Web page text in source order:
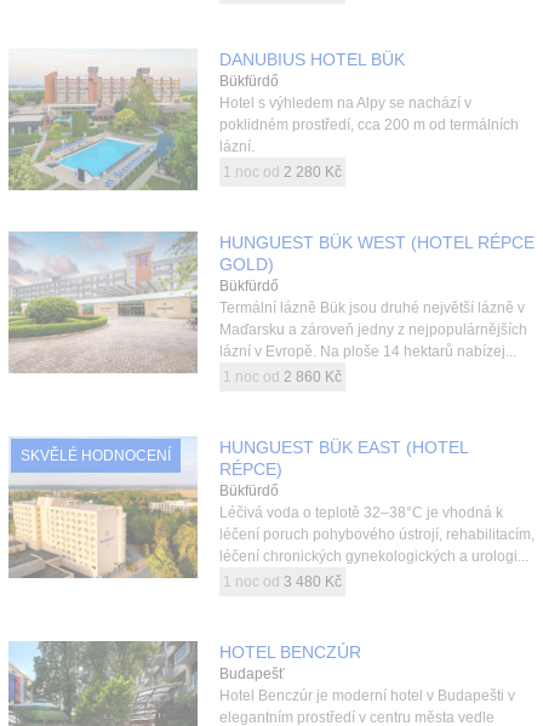
DANUBIUS HOTEL BÜK
Bükfürdő
Hotel s výhledem na Alpy se nachází v
poklidném prostředí, cca 200 m od termálních
lázní.
1 noc od 2 280 Kč
HUNGUEST BÜK WEST (HOTEL RÉPCE
GOLD)
Bükfürdő
Termální lázně Bük jsou druhé největší lázně v
Maďarsku a zároveň jedny z nejpopulárnějších
lázní v Evropě. Na ploše 14 hektarů nabízej...
1 noc od 2 860 Kč
SKVĚLÉ HODNOCENÍ
HUNGUEST BÜK EAST (HOTEL
RÉPCE)
Bükfürdő
Léčivá voda o teplotě 32–38°C je vhodná k
léčení poruch pohybového ústrojí, rehabilitacím,
léčení chronických gynekologických a urologi...
1 noc od 3 480 Kč
HOTEL BENCZÚR
Budapešť
Hotel Benczúr je moderní hotel v Budapešti v
elegantním prostředí v centru města vedle